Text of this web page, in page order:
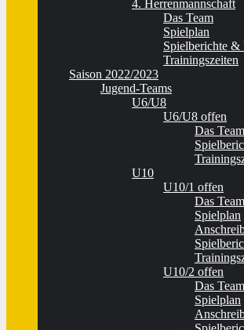
4. Herrenmannschaft
Das Team
Spielplan
Spielberichte &
Trainingszeiten
Saison 2022/2023
Jugend-Teams
U6/U8
U6/U8 offen
Das Team
U10
U10/1 offen
Das Team
Spielplan
U10/2 offen
Das Team
Spielplan